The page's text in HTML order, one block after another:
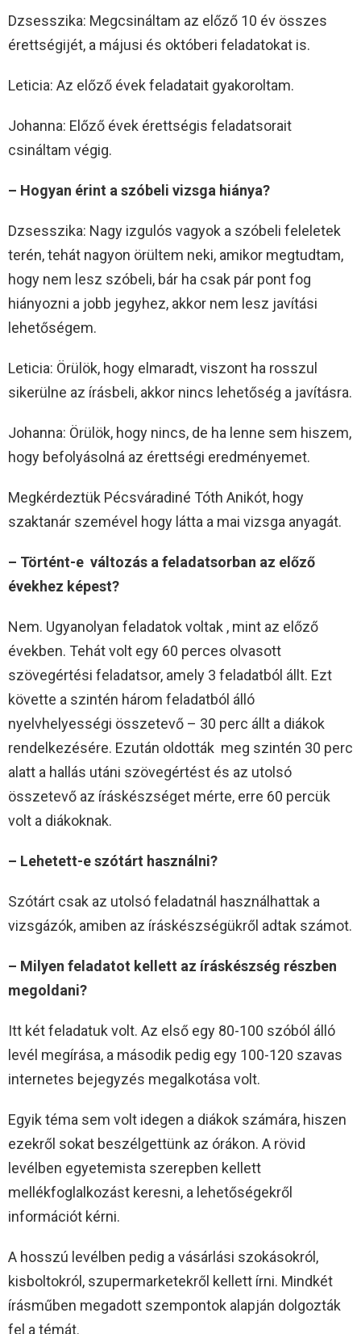
Dzsesszika: Megcsináltam az előző 10 év összes
érettségijét, a májusi és októberi feladatokat is.
Leticia: Az előző évek feladatait gyakoroltam.
Johanna: Előző évek érettségis feladatsorait
csináltam végig.
– Hogyan érint a szóbeli vizsga hiánya?
Dzsesszika: Nagy izgulós vagyok a szóbeli feleletek
terén, tehát nagyon örültem neki, amikor megtudtam,
hogy nem lesz szóbeli, bár ha csak pár pont fog
hiányozni a jobb jegyhez, akkor nem lesz javítási
lehetőségem.
Leticia: Örülök, hogy elmaradt, viszont ha rosszul
sikerülne az írásbeli, akkor nincs lehetőség a javításra.
Johanna: Örülök, hogy nincs, de ha lenne sem hiszem,
hogy befolyásolná az érettségi eredményemet.
Megkérdeztük Pécsváradiné Tóth Anikót, hogy
szaktanár szemével hogy látta a mai vizsga anyagát.
– Történt-e változás a feladatsorban az előző
évekhez képest?
Nem. Ugyanolyan feladatok voltak , mint az előző
években. Tehát volt egy 60 perces olvasott
szövegértési feladatsor, amely 3 feladatból állt. Ezt
követte a szintén három feladatból álló
nyelvhelyességi összetevő – 30 perc állt a diákok
rendelkezésére. Ezután oldották meg szintén 30 perc
alatt a hallás utáni szövegértést és az utolsó
összetevő az íráskészséget mérte, erre 60 percük
volt a diákoknak.
– Lehetett-e szótárt használni?
Szótárt csak az utolsó feladatnál használhattak a
vizsgázók, amiben az íráskészségükről adtak számot.
– Milyen feladatot kellett az íráskészség részben
megoldani?
Itt két feladatuk volt. Az első egy 80-100 szóból álló
levél megírása, a második pedig egy 100-120 szavas
internetes bejegyzés megalkotása volt.
Egyik téma sem volt idegen a diákok számára, hiszen
ezekről sokat beszélgettünk az órákon. A rövid
levélben egyetemista szerepben kellett
mellékfoglalkozást keresni, a lehetőségekről
információt kérni.
A hosszú levélben pedig a vásárlási szokásokról,
kisboltokról, szupermarketekről kellett írni. Mindkét
írásműben megadott szempontok alapján dolgozták
fel a témát.